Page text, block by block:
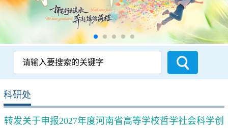
科研处
转发关于申报2027年度河南省高等学校哲学社会科学创